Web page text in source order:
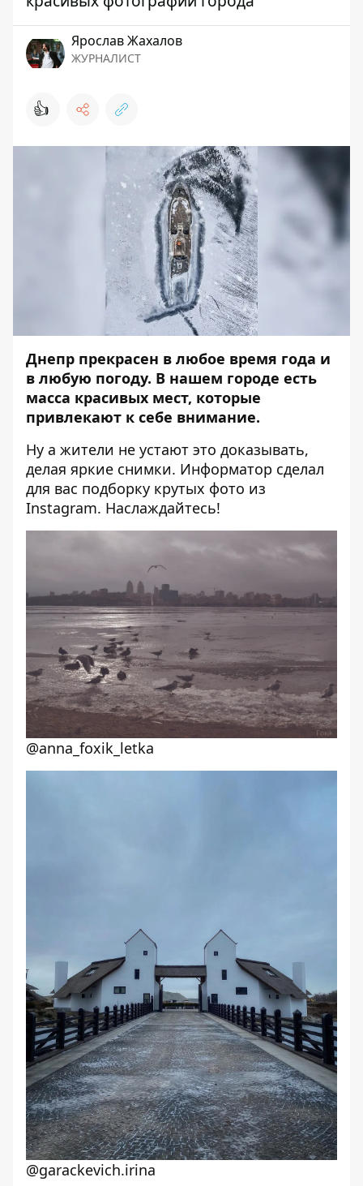
Ярослав Жахалов
ЖУРНАЛИСТ
👍
Днепр прекрасен в любое время года и
в любую погоду. В нашем городе есть
масса красивых мест, которые
привлекают к себе внимание.
Ну а жители не устают это доказывать,
делая яркие снимки. Информатор сделал
для вас подборку крутых фото из
Instagram. Наслаждайтесь!
@anna_foxik_letka
@garackevich.irina